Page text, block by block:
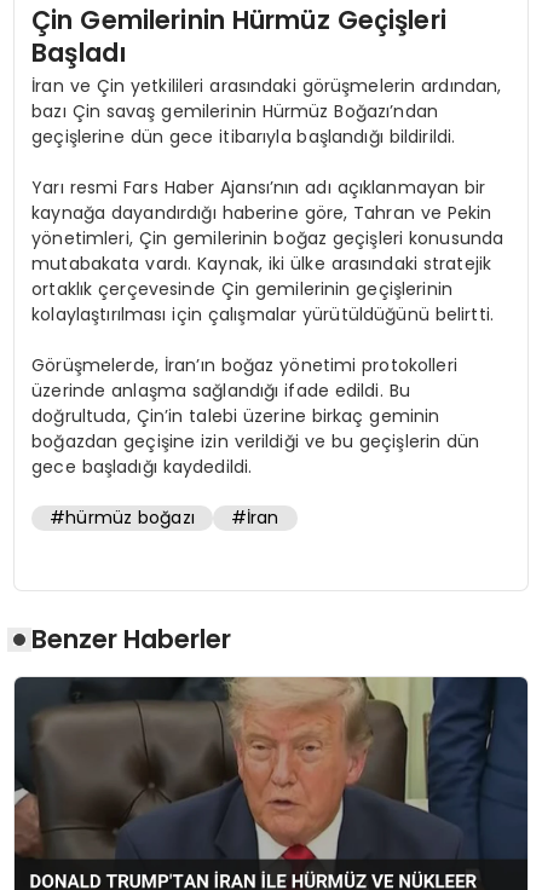
Çin Gemilerinin Hürmüz Geçişleri
Başladı
İran ve Çin yetkilileri arasındaki görüşmelerin ardından,
bazı Çin savaş gemilerinin Hürmüz Boğazı’ndan
geçişlerine dün gece itibarıyla başlandığı bildirildi.
Yarı resmi Fars Haber Ajansı’nın adı açıklanmayan bir
kaynağa dayandırdığı haberine göre, Tahran ve Pekin
yönetimleri, Çin gemilerinin boğaz geçişleri konusunda
mutabakata vardı. Kaynak, iki ülke arasındaki stratejik
ortaklık çerçevesinde Çin gemilerinin geçişlerinin
kolaylaştırılması için çalışmalar yürütüldüğünü belirtti.
Görüşmelerde, İran’ın boğaz yönetimi protokolleri
üzerinde anlaşma sağlandığı ifade edildi. Bu
doğrultuda, Çin’in talebi üzerine birkaç geminin
boğazdan geçişine izin verildiği ve bu geçişlerin dün
gece başladığı kaydedildi.
#hürmüz boğazı #İran
Benzer Haberler